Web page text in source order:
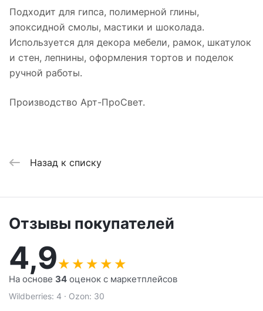
Подходит для гипса, полимерной глины,
эпоксидной смолы, мастики и шоколада.
Используется для декора мебели, рамок, шкатулок
и стен, лепнины, оформления тортов и поделок
ручной работы.
Производство Арт-ПроСвет.
Назад к списку
Отзывы покупателей
4,9★ ★ ★ ★ ★
На основе 34 оценок с маркетплейсов
Wildberries: 4 · Ozon: 30